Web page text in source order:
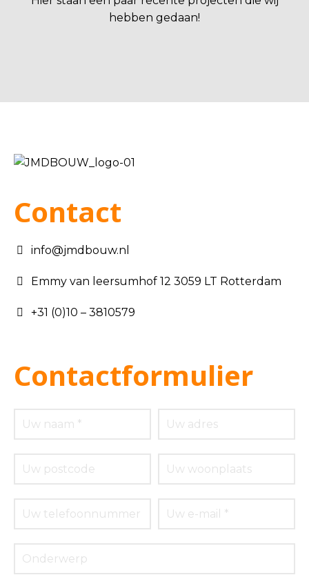
hebben gedaan!
Contact
info@jmdbouw.nl
Emmy van leersumhof 12 3059 LT Rotterdam
+31 (0)10 – 3810579
Contactformulier